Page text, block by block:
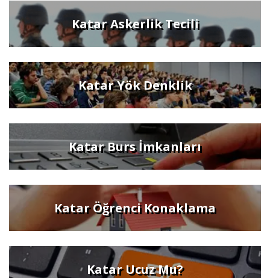
Katar Askerlik Tecili
Katar Yök Denklik
Katar Burs İmkanları
Katar Öğrenci Konaklama
Katar Ucuz Mu?